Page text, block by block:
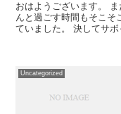
おはようございます。
んと過ごす時間もそこそ
ていました。 決してサ
Uncategorized